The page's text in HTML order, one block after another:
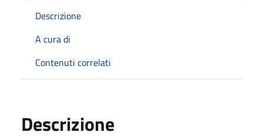
Descrizione
A cura di
Contenuti correlati
Descrizione